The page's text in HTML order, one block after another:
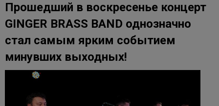
Прошедший в воскресенье концерт
GINGER BRASS BAND однозначно
стал самым ярким событием
минувших выходных!